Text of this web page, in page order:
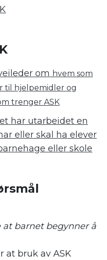
om hvem som
til hjelpemidler og
trenger ASK
har utarbeidet en
eller skal ha elever
eller skole
at barnet begynner å
at bruk av ASK